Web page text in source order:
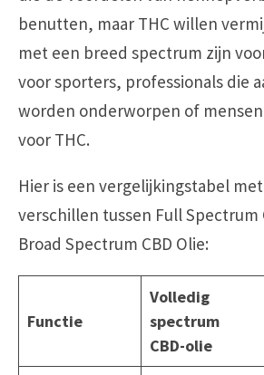
benutten, maar THC willen
met een breed spectrum zijn
voor sporters, professionals die
worden onderworpen of
voor THC.
Hier is een vergelijkingstabel
verschillen tussen Full Spectrum
Broad Spectrum CBD Olie:
Functie
Volledig
spectrum
CBD-olie